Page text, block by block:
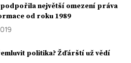
největší omezení práva
od roku 1989
politika? Žďárští už vědí